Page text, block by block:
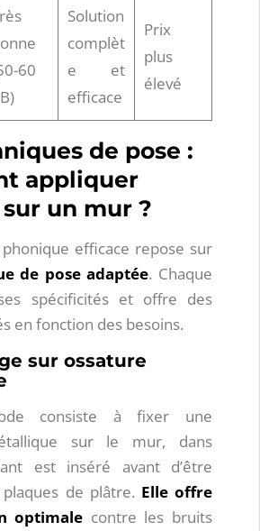
60
Solution
complèt
e et
efficace
Prix
plus
élevé
de pose :
appliquer
un mur ?
efficace repose sur
de pose adaptée. Chaque
spécificités et offre des
en fonction des besoins.
sur ossature
consiste à fixer une
sur le mur, dans
est inséré avant d’être
de plâtre. Elle offre
optimale contre les bruits